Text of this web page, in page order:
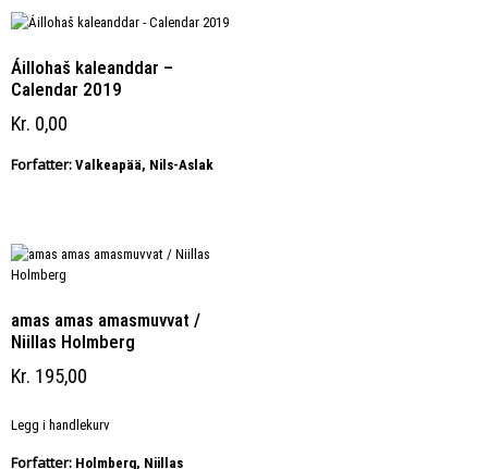
Áillohaš kaleanddar –
Calendar 2019
Kr 0,00
Forfatter: Valkeapää, Nils-Aslak
amas amas amasmuvvat /
Niillas Holmberg
Kr 195,00
Legg i handlekurv
Forfatter: Holmberg, Niillas